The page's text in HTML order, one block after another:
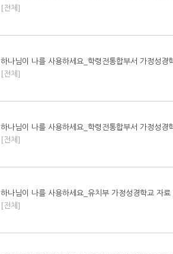
[전체]
하나님이 나를 사용하세요_학령전통합부서 가정성경
[전체]
하나님이 나를 사용하세요_학령전통합부서 가정성경
[전체]
하나님이 나를 사용하세요_유치부 가정성경학교 자
[전체]